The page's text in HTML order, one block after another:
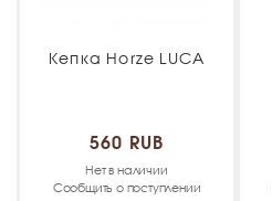
Кепка Horze LUCA
560 RUB
Нет в наличии
Сообщить о поступлении